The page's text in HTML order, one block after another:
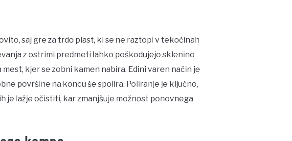
saj gre za trdo plast, ki se ne raztopi v tekočinah
z ostrimi predmeti lahko poškodujejo sklenino
kjer se zobni kamen nabira. Edini varen način je
površine na koncu še spolira. Poliranje je ključno,
je lažje očistiti, kar zmanjšuje možnost ponovnega